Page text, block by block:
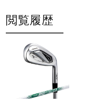
閲覧履歴